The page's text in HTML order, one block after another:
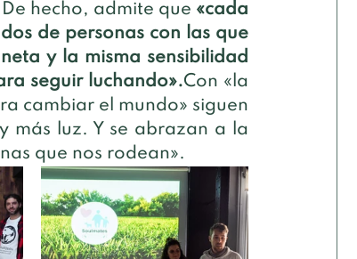
hecho, admite que «cada
de personas con las que
y la misma sensibilidad
seguir luchando».Con «la
cambiar el mundo» siguen
más luz. Y se abrazan a la
que nos rodean».